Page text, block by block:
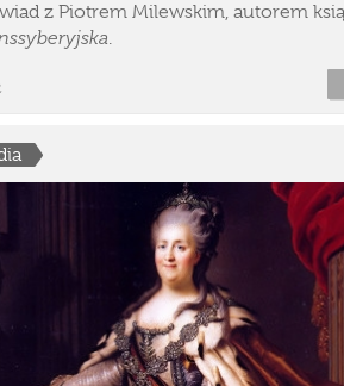
z Piotrem Milewskim, autorem
.